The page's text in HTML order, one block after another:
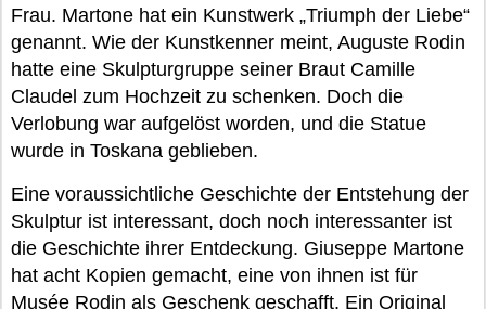
Frau. Martone hat ein Kunstwerk „Triumph der Liebe“
genannt. Wie der Kunstkenner meint, Auguste Rodin
hatte eine Skulpturgruppe seiner Braut Camille
Claudel zum Hochzeit zu schenken. Doch die
Verlobung war aufgelöst worden, und die Statue
wurde in Toskana geblieben.
Eine voraussichtliche Geschichte der Entstehung der
Skulptur ist interessant, doch noch interessanter ist
die Geschichte ihrer Entdeckung. Giuseppe Martone
hat acht Kopien gemacht, eine von ihnen ist für
Musée Rodin als Geschenk geschafft. Ein Original